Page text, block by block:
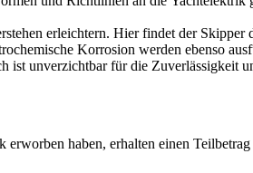
erleichtern. Hier findet der Skipper
Korrosion werden ebenso
unverzichtbar für die Zuverlässigkeit
haben, erhalten einen